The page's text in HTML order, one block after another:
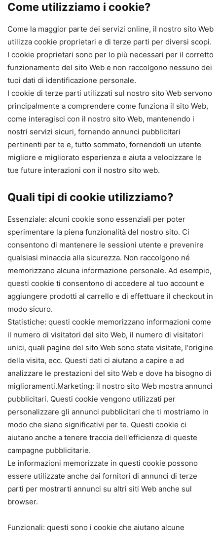
Come utilizziamo i cookie?
Come la maggior parte dei servizi online, il nostro sito Web
utilizza cookie proprietari e di terze parti per diversi scopi.
I cookie proprietari sono per lo più necessari per il corretto
funzionamento del sito Web e non raccolgono nessuno dei
tuoi dati di identificazione personale.
I cookie di terze parti utilizzati sul nostro sito Web servono
principalmente a comprendere come funziona il sito Web,
come interagisci con il nostro sito Web, mantenendo i
nostri servizi sicuri, fornendo annunci pubblicitari
pertinenti per te e, tutto sommato, fornendoti un utente
migliore e migliorato esperienza e aiuta a velocizzare le
tue future interazioni con il nostro sito web.
Quali tipi di cookie utilizziamo?
Essenziale: alcuni cookie sono essenziali per poter
sperimentare la piena funzionalità del nostro sito. Ci
consentono di mantenere le sessioni utente e prevenire
qualsiasi minaccia alla sicurezza. Non raccolgono né
memorizzano alcuna informazione personale. Ad esempio,
questi cookie ti consentono di accedere al tuo account e
aggiungere prodotti al carrello e di effettuare il checkout in
modo sicuro.
Statistiche: questi cookie memorizzano informazioni come
il numero di visitatori del sito Web, il numero di visitatori
unici, quali pagine del sito Web sono state visitate, l'origine
della visita, ecc. Questi dati ci aiutano a capire e ad
analizzare le prestazioni del sito Web e dove ha bisogno di
miglioramenti.Marketing: il nostro sito Web mostra annunci
pubblicitari. Questi cookie vengono utilizzati per
personalizzare gli annunci pubblicitari che ti mostriamo in
modo che siano significativi per te. Questi cookie ci
aiutano anche a tenere traccia dell'efficienza di queste
campagne pubblicitarie.
Le informazioni memorizzate in questi cookie possono
essere utilizzate anche dai fornitori di annunci di terze
parti per mostrarti annunci su altri siti Web anche sul
browser.
Funzionali: questi sono i cookie che aiutano alcune